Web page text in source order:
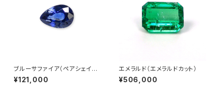
ブルーサファイア（ペアシェイプ
カット）1.285ct
¥121,000
エメラルド（エメラルドカット）
¥506,000